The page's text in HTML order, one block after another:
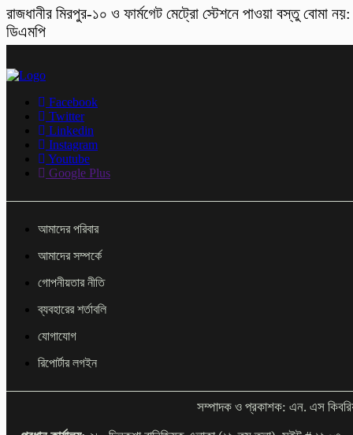
রাজধানীর মিরপুর-১০ ও ফার্মগেট মেট্রো স্টেশনে পাওয়া বস্তু বোমা নয়:
ডিএমপি
Facebook
Twitter
Linkedin
Instagram
Youtube
Google Plus
আমাদের পরিবার
আমাদের সম্পর্কে
গোপনীয়তার নীতি
ব্যবহারের শর্তাবলি
যোগাযোগ
রিপোর্টার লগইন
সম্পাদক ও প্রকাশক: এন. এস